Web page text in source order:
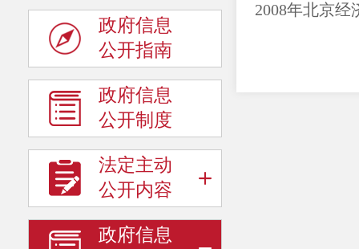
政府信息
公开指南
政府信息
公开制度
法定主动
公开内容
政府信息